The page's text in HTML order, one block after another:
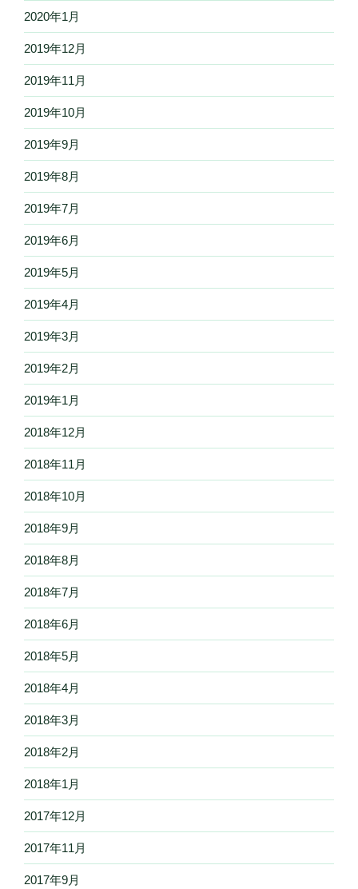
2020年1月
2019年12月
2019年11月
2019年10月
2019年9月
2019年8月
2019年7月
2019年6月
2019年5月
2019年4月
2019年3月
2019年2月
2019年1月
2018年12月
2018年11月
2018年10月
2018年9月
2018年8月
2018年7月
2018年6月
2018年5月
2018年4月
2018年3月
2018年2月
2018年1月
2017年12月
2017年11月
2017年9月